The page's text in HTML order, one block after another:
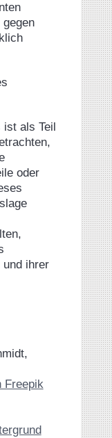
ist als Teil
oder
und ihrer
Freepik